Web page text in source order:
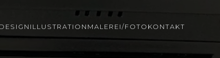
ILLUSTRATION MALEREI/FOTO KONTAKT